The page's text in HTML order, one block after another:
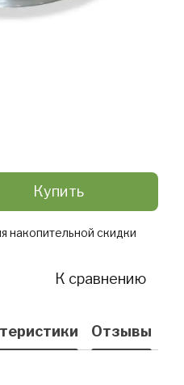
Купить
накопительной скидки
К сравнению
Отзывы